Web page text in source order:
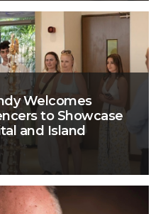
Welcomes
to Showcase
and Island